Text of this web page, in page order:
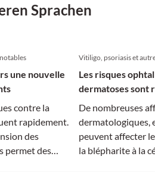
Sprachen
une nouvelle
contre la
rapidement.
des
permet des
Vitiligo, psoriasis et
Les risques
dermatoses sont
De nombreuses
dermatologiques,
peuvent affecter
la blépharite à la